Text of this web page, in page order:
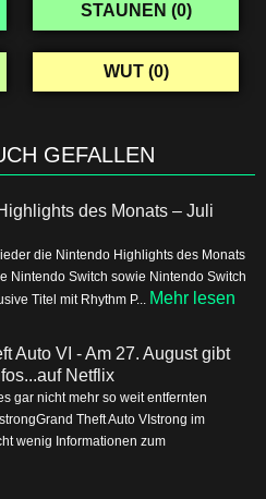
STAUNEN (0)
WUT (0)
GEFALLEN
des Monats – Juli
die Nintendo Highlights des Monats
Nintendo Switch sowie Nintendo Switch
Titel mit Rhythm P... Mehr lesen
Auto VI - Am 27. August gibt
Netflix
gar nicht mehr so weit entfernten
Theft Auto VIstrong im
wenig Informationen zum